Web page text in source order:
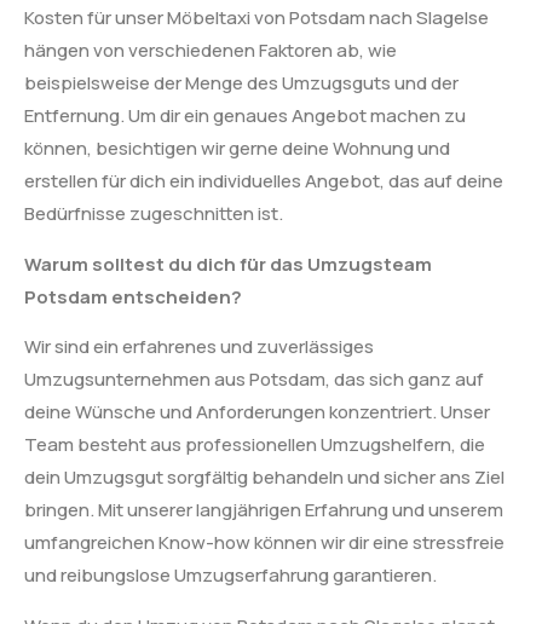
Kosten für unser Möbeltaxi von Potsdam nach Slagelse
hängen von verschiedenen Faktoren ab, wie
beispielsweise der Menge des Umzugsguts und der
Entfernung. Um dir ein genaues Angebot machen zu
können, besichtigen wir gerne deine Wohnung und
erstellen für dich ein individuelles Angebot, das auf deine
Bedürfnisse zugeschnitten ist.
Warum solltest du dich für das Umzugsteam
Potsdam entscheiden?
Wir sind ein erfahrenes und zuverlässiges
Umzugsunternehmen aus Potsdam, das sich ganz auf
deine Wünsche und Anforderungen konzentriert. Unser
Team besteht aus professionellen Umzugshelfern, die
dein Umzugsgut sorgfältig behandeln und sicher ans Ziel
bringen. Mit unserer langjährigen Erfahrung und unserem
umfangreichen Know-how können wir dir eine stressfreie
und reibungslose Umzugserfahrung garantieren.